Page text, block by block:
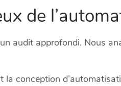
de
audit approfondi. Nous
la conception